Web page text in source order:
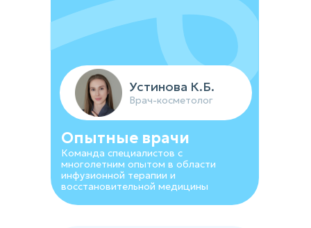
Опытные врачи
Команда специалистов с
многолетним опытом в области
инфузионной терапии и
восстановительной медицины
Устинова К.Б.
Врач-косметолог